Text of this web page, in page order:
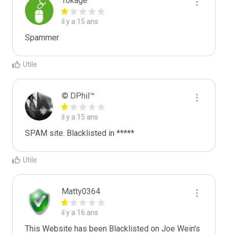
il y a 15 ans
Spammer
Utile
© DPhil™
il y a 15 ans
SPAM site. Blacklisted in *****
Utile
Matty0364
il y a 16 ans
This Website has been Blacklisted on Joe Wein's